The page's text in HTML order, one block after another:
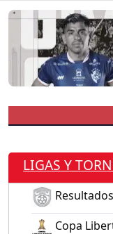
LIGAS Y
Copa